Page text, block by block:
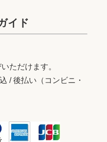
イド
ただけます。
/ 後払い（コンビニ・